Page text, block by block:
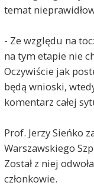
temat
- Ze względu na
na tym etapie nie
Oczywiście jak
będą wnioski,
komentarz całej
Prof. Jerzy Sieńko
Warszawskiego
Został z niej
członkowie.